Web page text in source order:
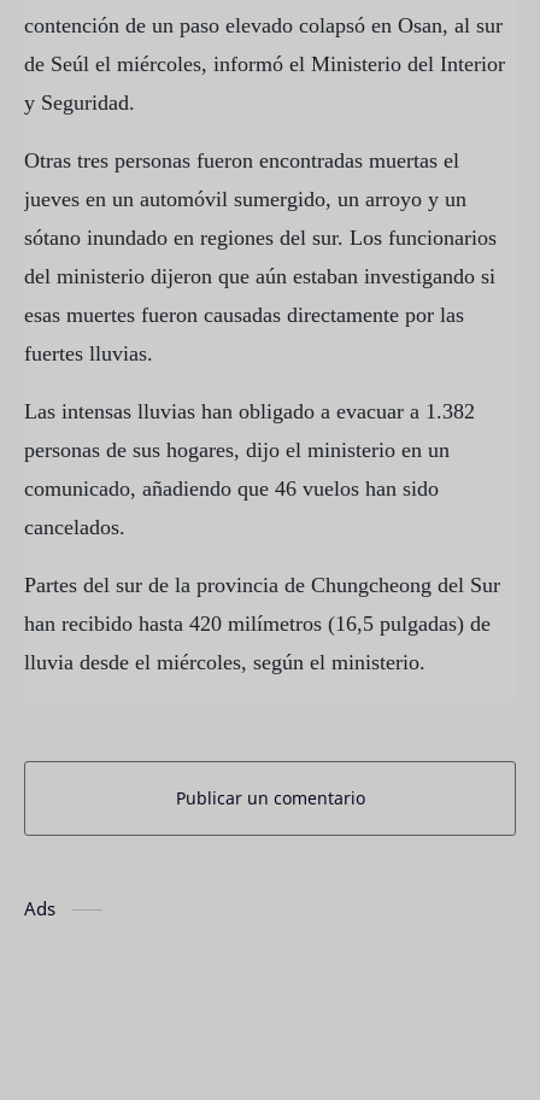
contención de un paso elevado colapsó en Osan, al sur
de Seúl el miércoles, informó el Ministerio del Interior
y Seguridad.
Otras tres personas fueron encontradas muertas el
jueves en un automóvil sumergido, un arroyo y un
sótano inundado en regiones del sur. Los funcionarios
del ministerio dijeron que aún estaban investigando si
esas muertes fueron causadas directamente por las
fuertes lluvias.
Las intensas lluvias han obligado a evacuar a 1.382
personas de sus hogares, dijo el ministerio en un
comunicado, añadiendo que 46 vuelos han sido
cancelados.
Partes del sur de la provincia de Chungcheong del Sur
han recibido hasta 420 milímetros (16,5 pulgadas) de
lluvia desde el miércoles, según el ministerio.
Publicar un comentario
Ads